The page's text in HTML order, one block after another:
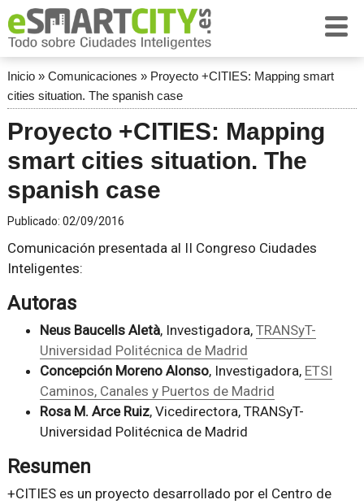
Inicio» Comunicaciones » Proyecto +CITIES: Mapping smart
cities situation. The spanish case
Proyecto +CITIES: Mapping
smart cities situation. The
spanish case
Publicado: 02/09/2016
Comunicación presentada al II Congreso Ciudades
Inteligentes:
Autoras
Neus Baucells Aletà, Investigadora, TRANSyT-
Universidad Politécnica de Madrid
Concepción Moreno Alonso, Investigadora, ETSI
Caminos, Canales y Puertos de Madrid
Rosa M. Arce Ruiz, Vicedirectora, TRANSyT-
Universidad Politécnica de Madrid
Resumen
+CITIES es un proyecto desarrollado por el Centro de